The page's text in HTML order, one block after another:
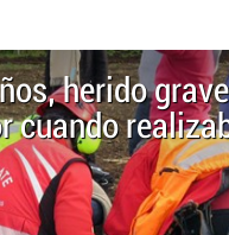
herido
cuando